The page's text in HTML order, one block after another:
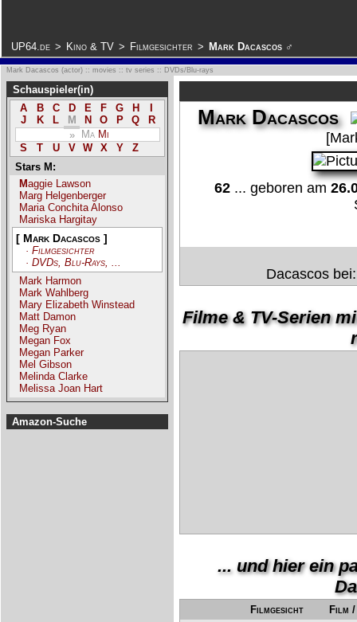
UP64.de > Kino & TV > Filmgesichter > Mark Dacascos ♂
Mark Dacascos (actor) :: movies :: tv series :: DVDs/Blu-rays
Schauspieler(in)
A
B C D E F G H
J
K L M N O P Q
R
»
Ma Mi
S
T U V W X Y
Z
Stars M:
Maggie Lawson
Marg Helgenberger
Maria Conchita Alonso
Mariska Hargitay
[ Mark Dacascos ]
· Filmgesichter
· DVDs, Blu-Rays, ...
Mark Harmon
Mark Wahlberg
Mary Elizabeth Winstead
Matt Damon
Meg Ryan
Megan Fox
Megan Parker
Mel Gibson
Melinda Clarke
Melissa Joan Hart
Amazon-Suche
Mark Dacascos
62 ... geboren am
Dacascos
Filme & TV-Serien
... und hier ein
Filmgesicht
Film